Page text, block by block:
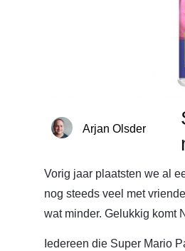
Arjan Olsder
Vorig jaar plaatsten we al
nog steeds veel met
wat minder. Gelukkig komt
Iedereen die Super Mario